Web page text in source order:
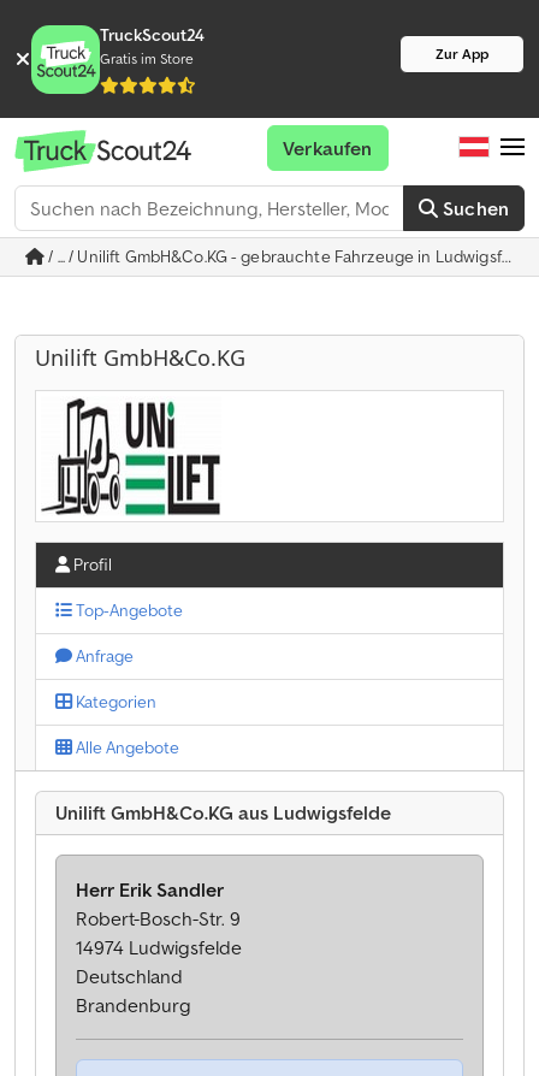
TruckScout24
Gratis im Store Zur App
Suchen
Verkaufen
/ ... / Unilift GmbH&Co.KG - gebrauchte Fahrzeuge in Ludwigsfelde
Unilift GmbH&Co.KG
Profil
Top-Angebote
Anfrage
Kategorien
Alle Angebote
Unilift GmbH&Co.KG aus Ludwigsfelde
Herr Erik Sandler
Robert-Bosch-Str. 9
14974 Ludwigsfelde
Deutschland
Brandenburg